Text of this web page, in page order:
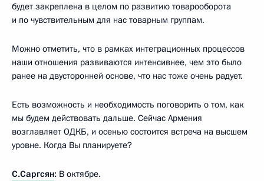
будет закреплена в целом по развитию товарооборота
и по чувствительным для нас товарным группам.
Можно отметить, что в рамках интеграционных процессов
наши отношения развиваются интенсивнее, чем это было
ранее на двусторонней основе, что нас тоже очень радует.
Есть возможность и необходимость поговорить о том, как
мы будем действовать дальше. Сейчас Армения
возглавляет ОДКБ, и осенью состоится встреча на высшем
уровне. Когда Вы планируете?
С.Саргсян: В октябре.